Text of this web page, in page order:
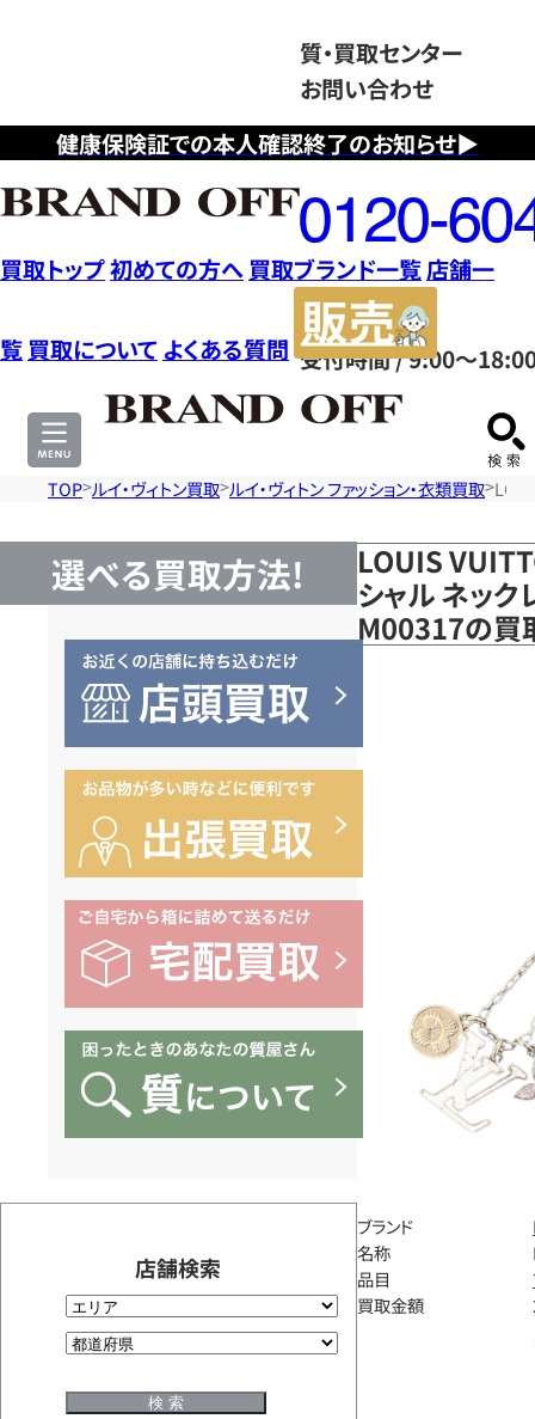
健康保険証での本人確認終了のお知らせ▶
質・買取センター
お問い合わせ
フ
リ
ー
ダ
イ
ヤ
ル
0120604117
受付時間 / 9:00～
買取トップ初めての方へ 買取ブランド一覧店舗一
覧 買取について よくある質問
サ
TOP ルイ・ヴィトン買取 ルイ・ヴィトン ファッション・衣類買取
選べる買取方法!
店舗検索
LOUIS
シャル ネック
M00317の買
ブランド
名称
品目
買取金額